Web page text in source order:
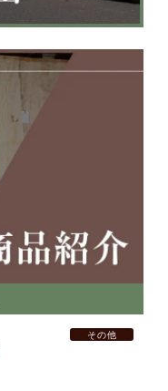
その他